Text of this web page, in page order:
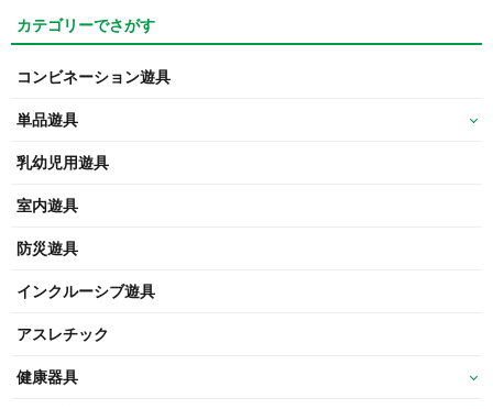
カテゴリーでさがす
コンビネーション遊具
単品遊具
乳幼児用遊具
室内遊具
防災遊具
インクルーシブ遊具
アスレチック
健康器具